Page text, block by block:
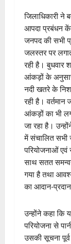
जिलाधिकारी ने
आपदा प्रबंधन
जनपद की सभी
जलस्तर पर
रही है। बुधवार
आंकड़ों के
नदी खतरे के
रही है।
आंकड़ों का भी
जा रहा है।
में संचालित सभी
परियोजनाओं
साथ सतत
गया है तथा
का आदान-
उन्होंने कहा कि
परियोजना से
उसकी सूचना